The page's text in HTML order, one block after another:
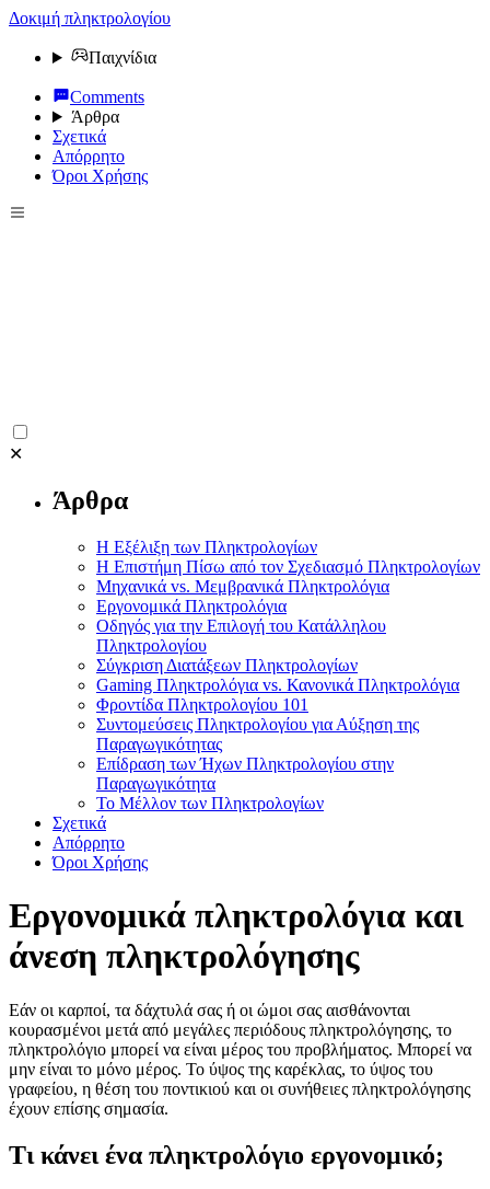
Δοκιμή πληκτρολογίου
Παιχνίδια
Comments
Άρθρα
Σχετικά
Απόρρητο
Όροι Χρήσης
✕
Άρθρα
Η Εξέλιξη των Πληκτρολογίων
Η Επιστήμη Πίσω από τον Σχεδιασμό Πληκτρολογίων
Μηχανικά vs. Μεμβρανικά Πληκτρολόγια
Εργονομικά Πληκτρολόγια
Οδηγός για την Επιλογή του Κατάλληλου
Πληκτρολογίου
Σύγκριση Διατάξεων Πληκτρολογίων
Gaming Πληκτρολόγια vs. Κανονικά Πληκτρολόγια
Φροντίδα Πληκτρολογίου 101
Συντομεύσεις Πληκτρολογίου για Αύξηση της
Παραγωγικότητας
Επίδραση των Ήχων Πληκτρολογίου στην
Παραγωγικότητα
Το Μέλλον των Πληκτρολογίων
Σχετικά
Απόρρητο
Όροι Χρήσης
Εργονομικά πληκτρολόγια και
άνεση πληκτρολόγησης
Εάν οι καρποί, τα δάχτυλά σας ή οι ώμοι σας αισθάνονται
κουρασμένοι μετά από μεγάλες περιόδους πληκτρολόγησης, το
πληκτρολόγιο μπορεί να είναι μέρος του προβλήματος. Μπορεί να
μην είναι το μόνο μέρος. Το ύψος της καρέκλας, το ύψος του
γραφείου, η θέση του ποντικιού και οι συνήθειες πληκτρολόγησης
έχουν επίσης σημασία.
Τι κάνει ένα πληκτρολόγιο εργονομικό;